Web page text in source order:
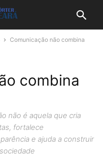
Comunicação não combina
combina
não é aquela que cria
fortalece
e ajuda a construir